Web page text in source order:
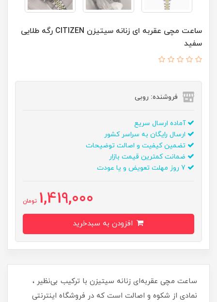
ساعت مچی عقربه ای زنانه سيتيزن CITIZEN رگه طلايی
سفيد
فروشنده: روبی
آماده ارسال سریع
ارسال رایگان به سراسر کشور
تضمین کیفیت و اصالت توضیحات
ضمانت کمترین قیمت بازار
1,419,000 تومان
ساعت مچی عقربه‌ای زنانه سیتیزن با ترکیب بی‌نظیر ،
نمادی از شکوه و اصالت است که در فروشگاه اینترنتی